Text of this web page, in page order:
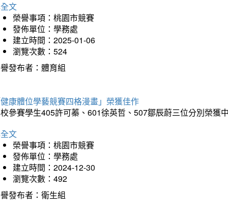
文
榮譽事項：桃園市競賽
發佈單位：學務處
建立時間：2025-01-06
瀏覽次數：524
發布者：體育組
康體位學藝競賽四格漫畫」榮獲佳作
參賽學生405許可蓁、601徐英哲、507鄒辰蔚三位分別榮獲
文
榮譽事項：桃園市競賽
發佈單位：學務處
建立時間：2024-12-30
瀏覽次數：492
發布者：衛生組